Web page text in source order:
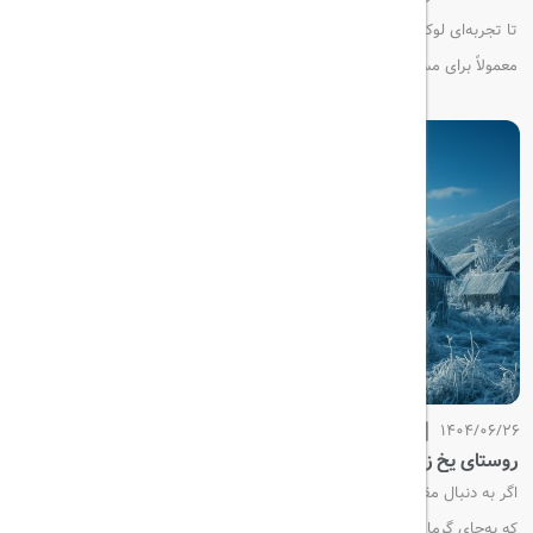
تا تجربه‌ای لوکس، راحت و بدون استرس از سفر خود داشته باشند. این خدمات
معمولاً برای مسافران تجاری، افراد مشهور یا کسانی طراحی شده که به دنبال
1404/06/26
روستای یخ ‌زده در دل تابستان ایران
اگر به دنبال مقصدی متفاوت برای سفر در دل تابستان داغ ایران هستید، جایی